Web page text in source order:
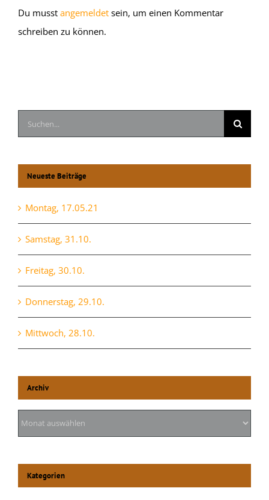
Du musst angemeldet sein, um einen Kommentar
schreiben zu können.
Suche
nach:
Neueste Beiträge
Montag, 17.05.21
Samstag, 31.10.
Freitag, 30.10.
Donnerstag, 29.10.
Mittwoch, 28.10.
Archiv
Archiv
Kategorien